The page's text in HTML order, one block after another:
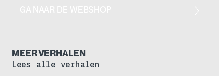
MEER VERHALEN
Lees alle verhalen